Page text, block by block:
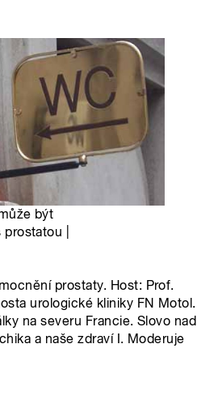
být
|
prostaty. Host: Prof.
urologické kliniky FN Motol.
na severu Francie. Slovo nad
a naše zdraví I. Moderuje